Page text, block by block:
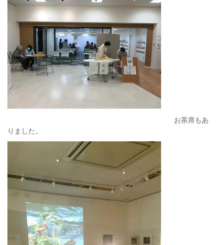
お茶席もあ
りました。